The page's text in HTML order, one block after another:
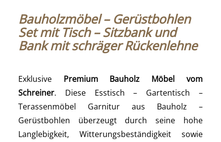
Bauholzmöbel – Gerüstbohlen
Set mit Tisch – Sitzbank und
Bank mit schräger Rückenlehne
Exklusive Premium Bauholz Möbel vom
Schreiner. Diese Esstisch – Gartentisch –
Terassenmöbel Garnitur aus Bauholz –
Gerüstbohlen überzeugt durch seine hohe
Langlebigkeit, Witterungsbeständigkeit sowie